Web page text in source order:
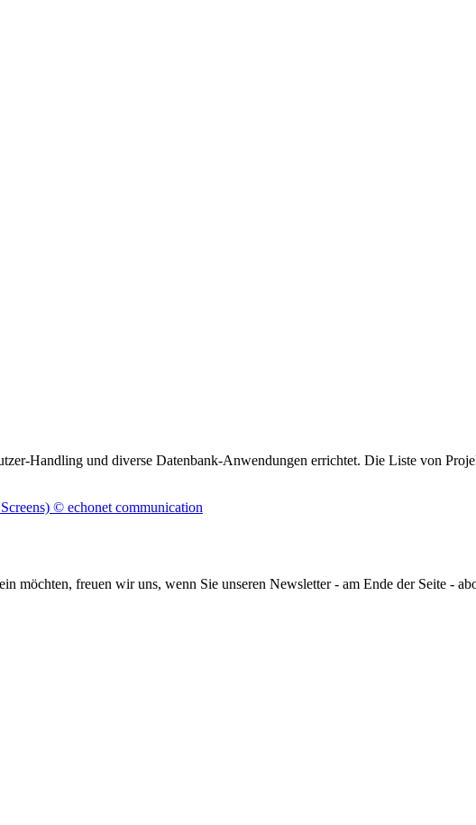
Handling und diverse Datenbank-Anwendungen errichtet. Die Liste von
möchten, freuen wir uns, wenn Sie unseren Newsletter - am Ende der Seite -